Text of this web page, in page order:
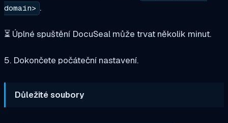
domain> .
⏳ Úplné spuštění DocuSeal může trvat několik minut.
5. Dokončete počáteční nastavení.
Důležité soubory